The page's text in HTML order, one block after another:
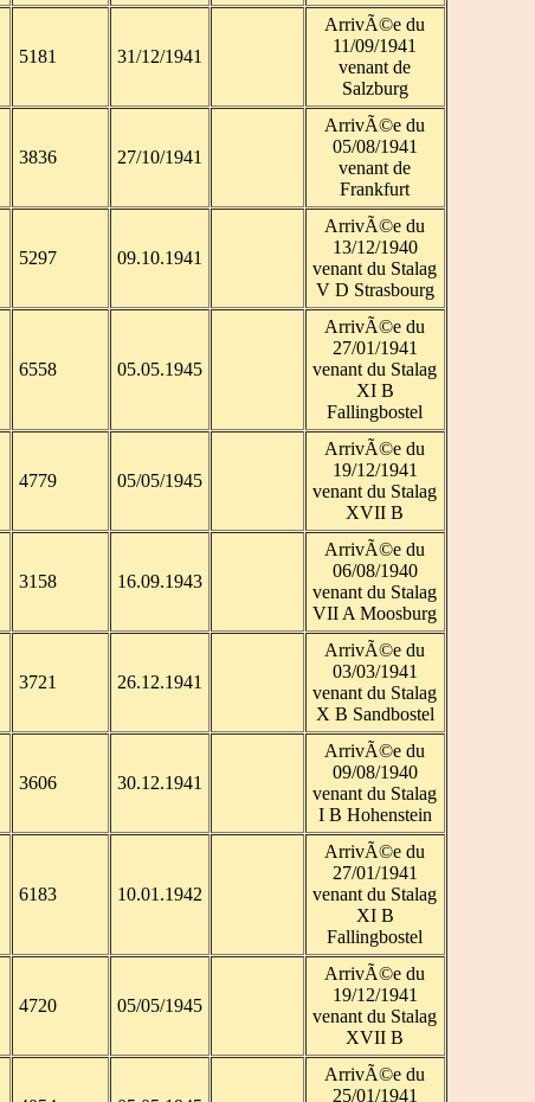
5181 31/12/1941
ArrivÃ©e du
11/09/1941
venant de
Salzburg
3836 27/10/1941
ArrivÃ©e du
05/08/1941
venant de
Frankfurt
5297 09.10.1941
ArrivÃ©e du
13/12/1940
venant du Stalag
V D Strasbourg
6558 05.05.1945
ArrivÃ©e du
27/01/1941
venant du Stalag
XI B
Fallingbostel
4779 05/05/1945
ArrivÃ©e du
19/12/1941
venant du Stalag
XVII B
3158 16.09.1943
ArrivÃ©e du
06/08/1940
venant du Stalag
VII A Moosburg
3721 26.12.1941
ArrivÃ©e du
03/03/1941
venant du Stalag
X B Sandbostel
3606 30.12.1941
ArrivÃ©e du
09/08/1940
venant du Stalag
I B Hohenstein
6183 10.01.1942
ArrivÃ©e du
27/01/1941
venant du Stalag
XI B
Fallingbostel
4720 05/05/1945
ArrivÃ©e du
19/12/1941
venant du Stalag
XVII B
ArrivÃ©e du
25/01/1941